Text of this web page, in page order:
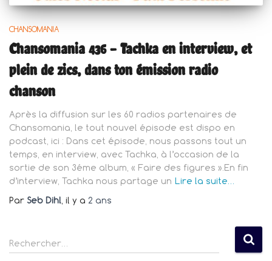
CHANSOMANIA
Chansomania 436 – Tachka en interview, et
plein de zics, dans ton émission radio
chanson
Après la diffusion sur les 60 radios partenaires de
Chansomania, le tout nouvel épisode est dispo en
podcast, ici : Dans cet épisode, nous passons tout un
temps, en interview, avec Tachka, à l’occasion de la
sortie de son 3éme album, « Faire des figures ».En fin
d’interview, Tachka nous partage un Lire la suite…
Par Seb Dihl , il y a 2 ans
R
e
Rechercher…